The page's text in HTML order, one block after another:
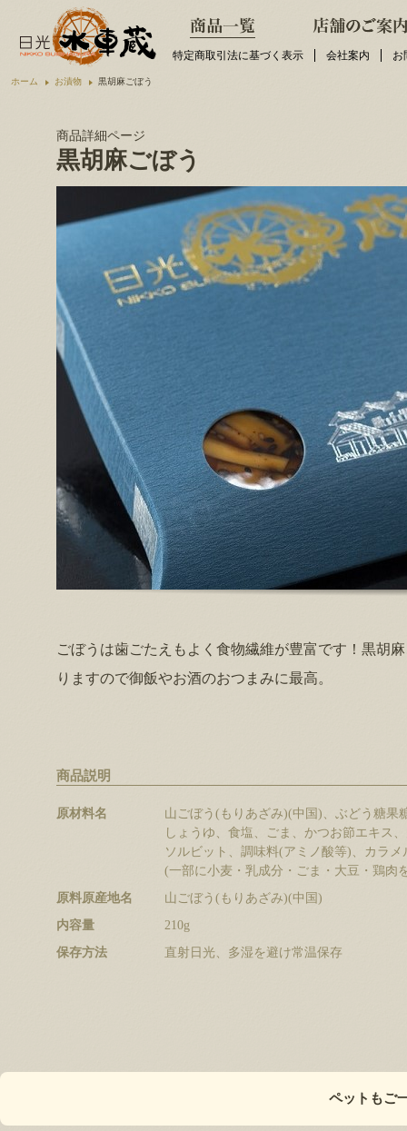
特定商取引法に基づく表示 会社案内 お
ホーム お漬物 黒胡麻ごぼう
商品詳細ページ
黒胡麻ごぼう
ごぼうは歯ごたえもよく食物繊維が豊富です！黒胡
りますので御飯やお酒のおつまみに最高。
商品説明
原材料名
山ごぼう(もりあざみ)(中国)、ぶどう糖果
しょうゆ、食塩、ごま、かつお節エキス
ソルビット、調味料(アミノ酸等)、カラ
(一部に小麦・乳成分・ごま・大豆・鶏肉
原料原産地名
山ごぼう(もりあざみ)(中国)
内容量
210g
保存方法
直射日光、多湿を避け常温保存
ペットもご